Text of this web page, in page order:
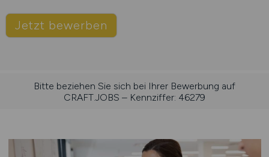
Jetzt bewerben
Bitte beziehen Sie sich bei Ihrer Bewerbung auf
CRAFT.JOBS – Kennziffer: 46279